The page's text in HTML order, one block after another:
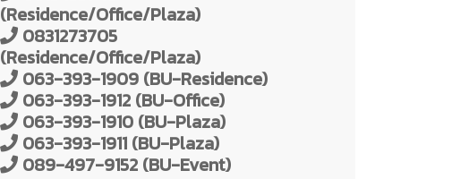
(Residence/Office/Plaza)
0831273705
(Residence/Office/Plaza)
063-393-1909 (BU-Residence)
063-393-1912 (BU-Office)
063-393-1910 (BU-Plaza)
063-393-1911 (BU-Plaza)
089-497-9152 (BU-Event)